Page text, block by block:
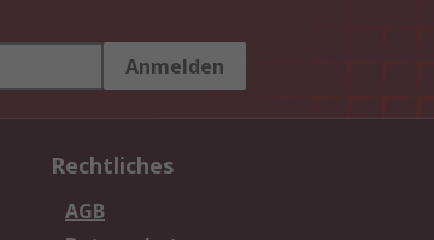
Anmelden
Rechtliches
AGB